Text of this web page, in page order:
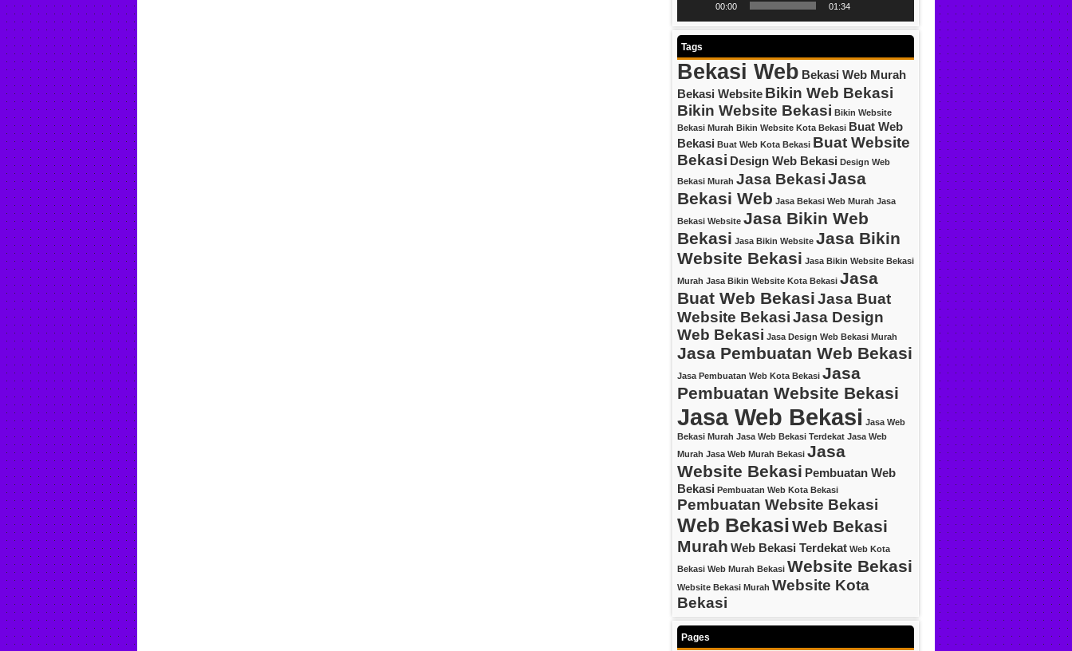
00:00 01:34
Tags
Bekasi Web Bekasi Web Murah
Bekasi Website Bikin Web Bekasi
Bikin Website Bekasi Bikin Website
Bekasi Murah Bikin Website Kota Bekasi Buat Web
Bekasi Buat Web Kota Bekasi Buat Website
Bekasi Design Web Bekasi Design Web
Bekasi Murah Jasa BekasiJasa
Bekasi Web Jasa Bekasi Web Murah Jasa
Bekasi Website Jasa Bikin Web
Bekasi Jasa Bikin Website Jasa Bikin
Website Bekasi Jasa Bikin Website Bekasi
Murah Jasa Bikin Website Kota Bekasi Jasa
Buat Web BekasiJasa Buat
Website BekasiJasa Design
Web Bekasi Jasa Design Web Bekasi Murah
Jasa Pembuatan Web Bekasi
Jasa Pembuatan Web Kota Bekasi Jasa
Pembuatan Website Bekasi
Jasa Web Bekasi Jasa Web
Bekasi Murah Jasa Web Bekasi Terdekat Jasa Web
Murah Jasa Web Murah Bekasi Jasa
Website Bekasi Pembuatan Web
Bekasi Pembuatan Web Kota Bekasi
Pembuatan Website Bekasi
Web BekasiWeb Bekasi
Murah Web Bekasi Terdekat Web Kota
Bekasi Web Murah Bekasi Website Bekasi
Website Bekasi Murah Website Kota
Bekasi
Pages